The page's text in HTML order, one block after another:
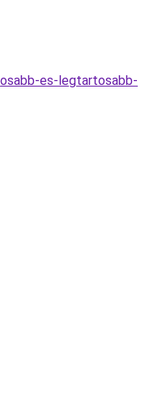
es-legtartosabb-